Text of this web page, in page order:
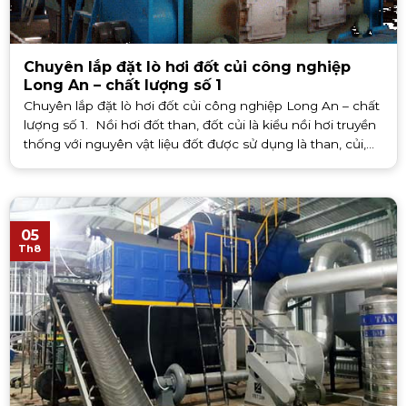
Chuyên lắp đặt lò hơi đốt củi công nghiệp
Long An – chất lượng số 1
Chuyên lắp đặt lò hơi đốt củi công nghiệp Long An – chất
lượng số 1. Nồi hơi đốt than, đốt củi là kiểu nồi hơi truyền
thống với nguyên vật liệu đốt được sử dụng là than, củi,
05
Th8